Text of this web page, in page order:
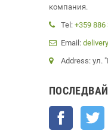
компания.
Tel: +359 886
Email:
Address: ул.
Facebook